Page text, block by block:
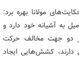
مولانا بهره برد:
به آشیانه خود دارد و
دو جهت مخالف حرکت
کشش‌هایی ایجاد